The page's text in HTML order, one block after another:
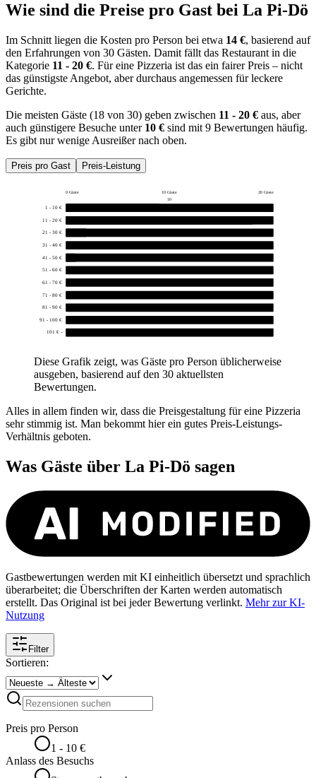
Wie sind die Preise pro Gast bei La Pi-Dö
Im Schnitt liegen die Kosten pro Person bei etwa 14 €, basierend auf
den Erfahrungen von 30 Gästen. Damit fällt das Restaurant in die
Kategorie 11 - 20 €. Für eine Pizzeria ist das ein fairer Preis – nicht
das günstigste Angebot, aber durchaus angemessen für leckere
Gerichte.
Die meisten Gäste (18 von 30) geben zwischen 11 - 20 € aus, aber
auch günstigere Besuche unter 10 € sind mit 9 Bewertungen häufig.
Es gibt nur wenige Ausreißer nach oben.
Preis pro Gast Preis-Leistung
0 Gäste 10 Gäste
20 Gäste
10
1 - 10 €
11 - 20 €
21 - 30 €
31 - 40 €
41 - 50 €
51 - 60 €
61 - 70 €
71 - 80 €
81 - 90 €
91 - 100 €
101 € -
Diese Grafik zeigt, was Gäste pro Person üblicherweise
ausgeben, basierend auf den 30 aktuellsten
Bewertungen.
Alles in allem finden wir, dass die Preisgestaltung für eine Pizzeria
sehr stimmig ist. Man bekommt hier ein gutes Preis-Leistungs-
Verhältnis geboten.
Was Gäste über La Pi-Dö sagen
Gastbewertungen werden mit KI einheitlich übersetzt und sprachlich
überarbeitet; die Überschriften der Karten werden automatisch
erstellt. Das Original ist bei jeder Bewertung verlinkt. Mehr zur KI-
Nutzung
Filter
Sortieren:
Preis pro Person
1 - 10 €
Anlass des Besuchs